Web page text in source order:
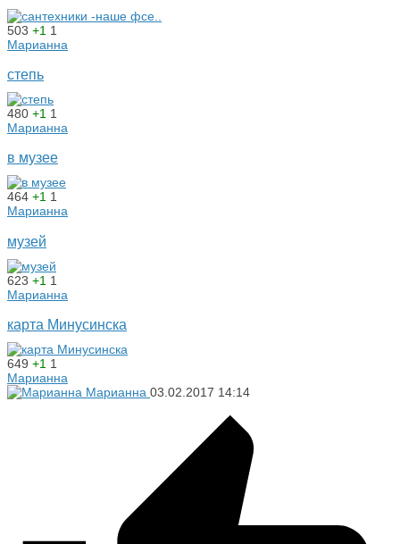
503 +1 1
Марианна
степь
480 +1 1
Марианна
в музее
464 +1 1
Марианна
музей
623 +1 1
Марианна
карта Минусинска
649 +1 1
Марианна
Марианна 03.02.2017 14:14